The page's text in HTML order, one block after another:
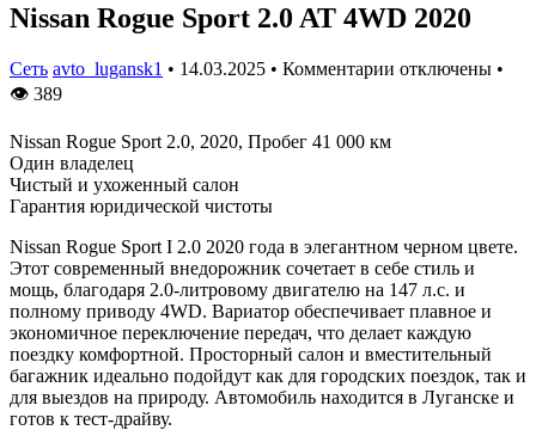
Nissan Rogue Sport 2.0 AT 4WD 2020
Сеть avto_lugansk1 • 14.03.2025 • Комментарии отключены •
👁 389
Nissan Rogue Sport 2.0, 2020, Пробег 41 000 км
Один владелец
Чистый и ухоженный салон
Гарантия юридической чистоты
Nissan Rogue Sport I 2.0 2020 года в элегантном черном цвете.
Этот современный внедорожник сочетает в себе стиль и
мощь, благодаря 2.0-литровому двигателю на 147 л.с. и
полному приводу 4WD. Вариатор обеспечивает плавное и
экономичное переключение передач, что делает каждую
поездку комфортной. Просторный салон и вместительный
багажник идеально подойдут как для городских поездок, так и
для выездов на природу. Автомобиль находится в Луганске и
готов к тест-драйву.